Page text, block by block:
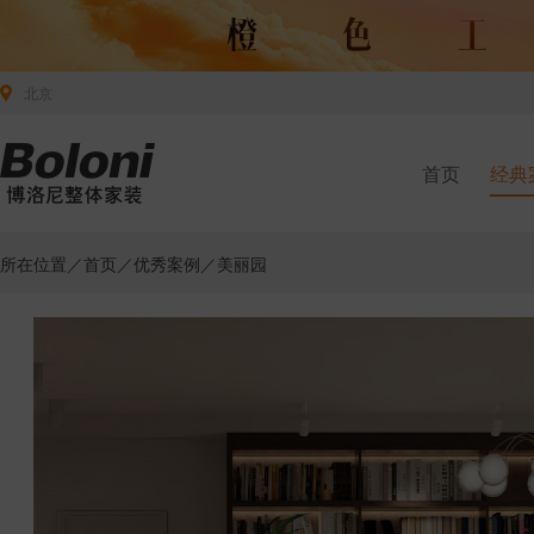
首页 经典
所在位置／首页 ／优秀案例 ／美丽园